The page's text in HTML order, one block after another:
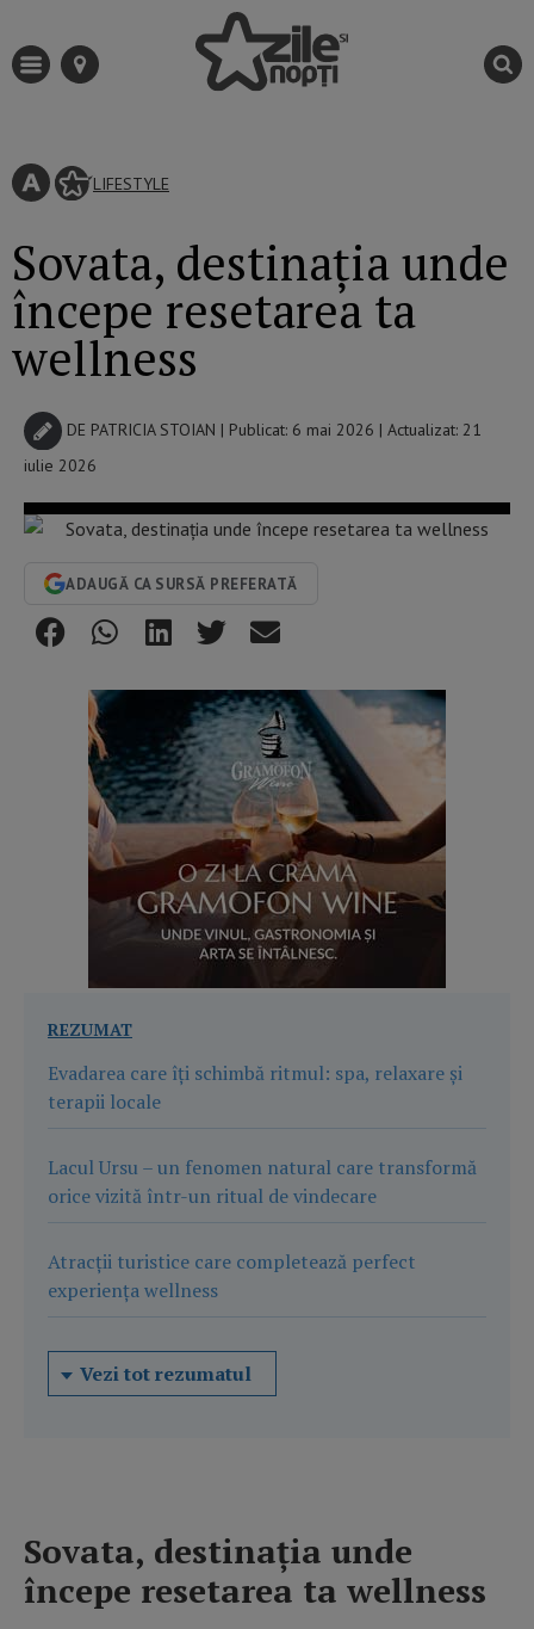
LIFESTYLE
Sovata, destinația unde
începe resetarea ta
wellness
DE PATRICIA STOIAN | Publicat: 6 mai 2026 | Actualizat: 21
iulie 2026
ADAUGĂ CA SURSĂ PREFERATĂ
REZUMAT
Evadarea care îți schimbă ritmul: spa, relaxare și
terapii locale
Lacul Ursu – un fenomen natural care transformă
orice vizită într-un ritual de vindecare
Atracții turistice care completează perfect
experiența wellness
Vezi tot rezumatul
Sovata, destinația unde
începe resetarea ta wellness